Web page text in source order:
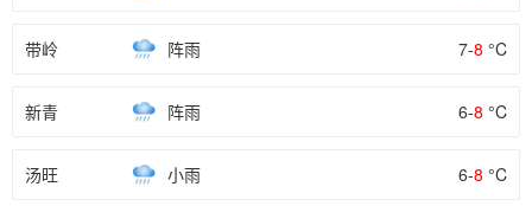
带岭 阵雨 7-8 °C
新青 阵雨 6-8 °C
汤旺 小雨 6-8 °C